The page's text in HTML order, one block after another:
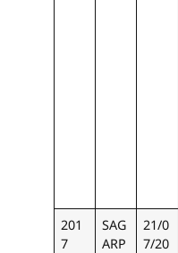
201
7
SAG
ARP
21/0
7/20